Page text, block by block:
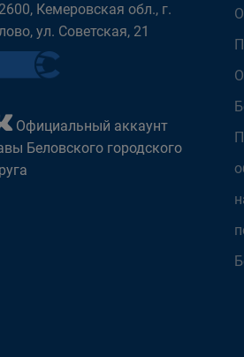
Кемеровская обл., г.
ул. Советская, 21
Официальный аккаунт
Беловского городского